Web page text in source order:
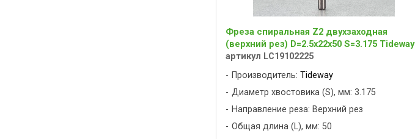
Фреза спиральная Z2 двухзаходная
(верхний рез) D=2.5x22x50 S=3.175 Tideway
артикул LC19102225
Производитель: Tideway
Диаметр хвостовика (S), мм: 3.175
Направление реза: Верхний рез
Общая длина (L), мм: 50